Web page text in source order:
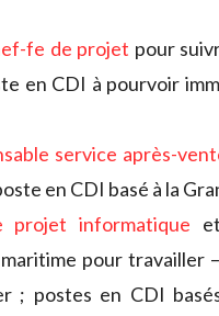
fe de projet pour
en CDI à pourvoir
service après-
en CDI basé à la
projet informatique
pour travailler
; postes en CDI